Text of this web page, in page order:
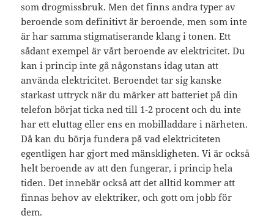
som drogmissbruk. Men det finns andra typer av
beroende som definitivt är beroende, men som inte
är har samma stigmatiserande klang i tonen. Ett
sådant exempel är vårt beroende av elektricitet. Du
kan i princip inte gå någonstans idag utan att
använda elektricitet. Beroendet tar sig kanske
starkast uttryck när du märker att batteriet på din
telefon börjat ticka ned till 1-2 procent och du inte
har ett eluttag eller ens en mobilladdare i närheten.
Då kan du börja fundera på vad elektriciteten
egentligen har gjort med mänskligheten. Vi är också
helt beroende av att den fungerar, i princip hela
tiden. Det innebär också att det alltid kommer att
finnas behov av elektriker, och gott om jobb för
dem.